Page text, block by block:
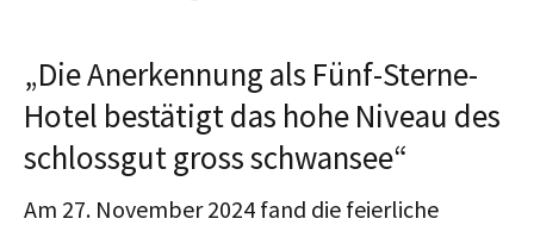
„Die Anerkennung als Fünf-Sterne-
Hotel bestätigt das hohe Niveau des
schlossgut gross schwansee“
Am 27. November 2024 fand die feierliche